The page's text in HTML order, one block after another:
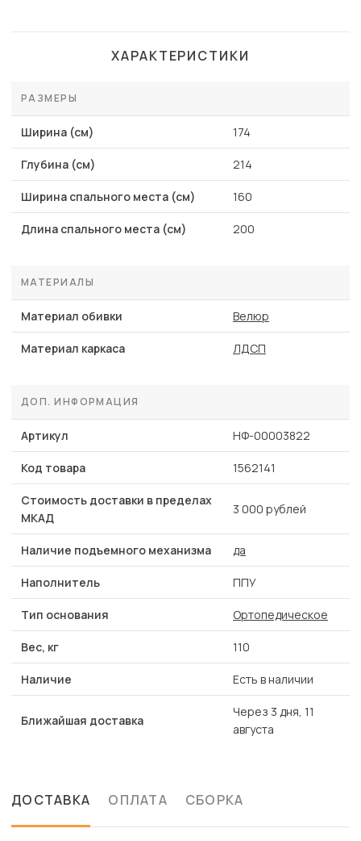
ХАРАКТЕРИСТИКИ
РАЗМЕРЫ
Ширина (см) 174
Глубина (см) 214
Ширина спального места (см) 160
Длина спального места (см) 200
МАТЕРИАЛЫ
Материал обивки Велюр
Материал каркаса ЛДСП
ДОП. ИНФОРМАЦИЯ
Артикул НФ-00003822
Код товара 1562141
Стоимость доставки в пределах
МКАД
3 000 рублей
Наличие подъемного механизма да
Наполнитель ППУ
Тип основания Ортопедическое
Вес, кг 110
Наличие Есть в наличии
Ближайшая доставка
Через 3 дня, 11
августа
ДОСТАВКА ОПЛАТА СБОРКА